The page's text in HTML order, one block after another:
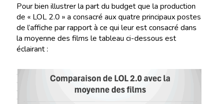
Pour bien illustrer la part du budget que la production
de « LOL 2.0 » a consacré aux quatre principaux postes
de l’affiche par rapport à ce qui leur est consacré dans
la moyenne des films le tableau ci-dessous est
éclairant :